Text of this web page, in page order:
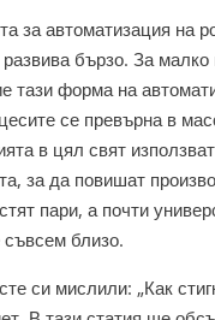
за автоматизация на
бързо. За малко
тази форма на
се превърна в
в цял свят използват
за да повишат
пари, а почти
близо.
си мислили: „Как